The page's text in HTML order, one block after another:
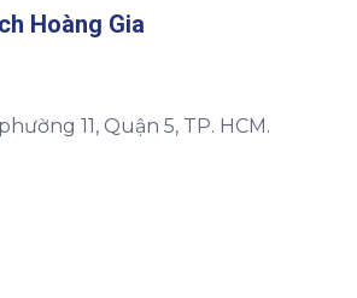
Hoàng Gia
11, Quận 5, TP. HCM.